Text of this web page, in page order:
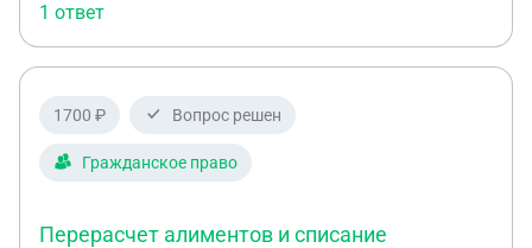
1 ответ
1700 ₽ Вопрос решен
Гражданское право
Перерасчет алиментов и списание